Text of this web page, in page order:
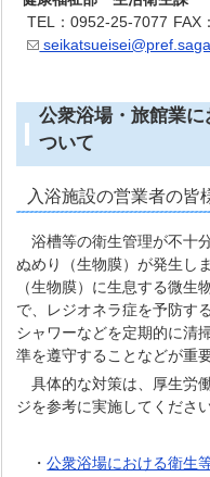
TEL：0952-25-7077 FAX
公衆浴場・旅館業
ついて
入浴施設の営業者の皆
浴槽等の衛生管理が不十
ぬめり（生物膜）が発生し
（生物膜）に生息する微生
で、レジオネラ症を予防す
シャワーなどを定期的に清
準を遵守することなどが重
具体的な対策は、厚生労
ジを参考に実施してください
・公衆浴場における衛生